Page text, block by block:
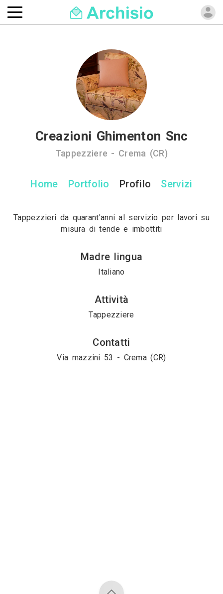
Creazioni Ghimenton Snc
Tappezziere - Crema (CR)
Home Portfolio Profilo Servizi
Tappezzieri da quarant'anni al servizio per lavori su
misura di tende e imbottiti
Madre lingua
Italiano
Attività
Tappezziere
Contatti
Via mazzini 53 - Crema (CR)